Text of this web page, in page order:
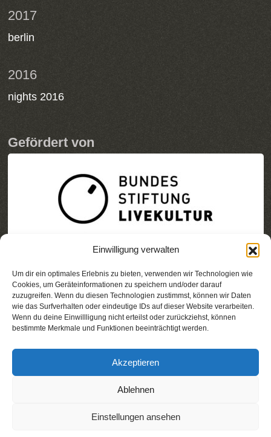
Einwilligung verwalten
Um dir ein optimales Erlebnis zu bieten, verwenden wir Technologien wie
Cookies, um Geräteinformationen zu speichern und/oder darauf
zuzugreifen. Wenn du diesen Technologien zustimmst, können wir Daten
wie das Surfverhalten oder eindeutige IDs auf dieser Website verarbeiten.
Wenn du deine Einwillligung nicht erteilst oder zurückziehst, können
bestimmte Merkmale und Funktionen beeinträchtigt werden.
Akzeptieren
Ablehnen
Einstellungen ansehen
2017
berlin
2016
nights 2016
Gefördert von